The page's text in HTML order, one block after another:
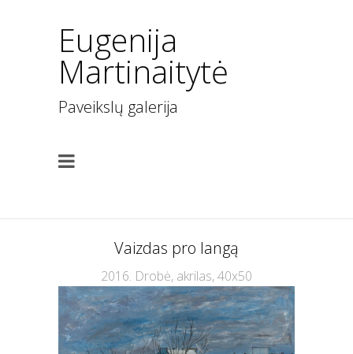
Eugenija
Martinaitytė
Paveikslų galerija
Vaizdas pro langą
2016. Drobė, akrilas, 40x50